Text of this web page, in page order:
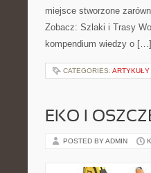
miejsce stworzone
Zobacz: Szlaki i Trasy
kompendium wiedzy o […]
CATEGORIES: ARTYKUŁY
EKO I
POSTED BY ADMIN